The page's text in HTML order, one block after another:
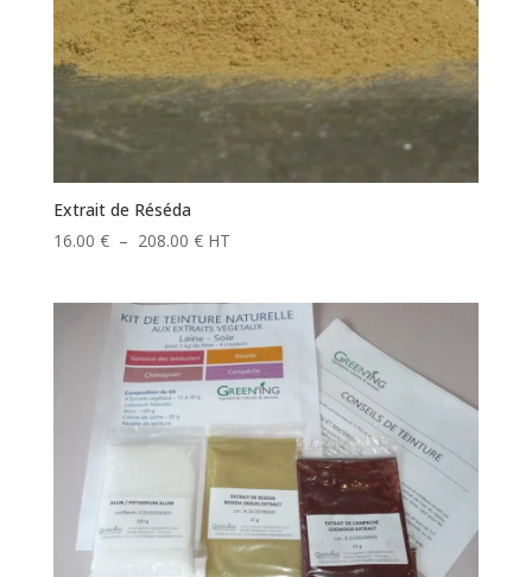
Extrait de Réséda
16.00 € – 208.00 €Plage
16.00 €
à
208.00 €
HT